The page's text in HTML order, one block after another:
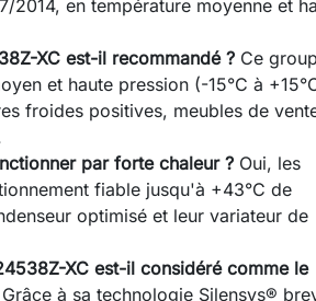
2014, en température moyenne et
XC est-il recommandé ? Ce
et haute pression (-15°C à
froides positives, meubles de
par forte chaleur ? Oui, les
fiable jusqu'à +43°C de
optimisé et leur variateur de
XC est-il considéré comme le
Grâce à sa technologie Silensys®